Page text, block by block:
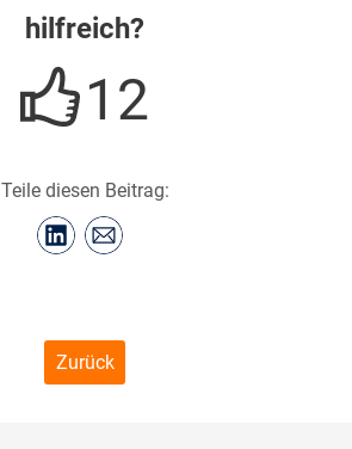
hilfreich?
12
Teile diesen Beitrag:
Zurück